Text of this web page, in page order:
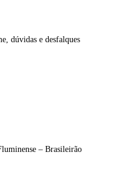
dúvidas e desfalques
– Brasileirão